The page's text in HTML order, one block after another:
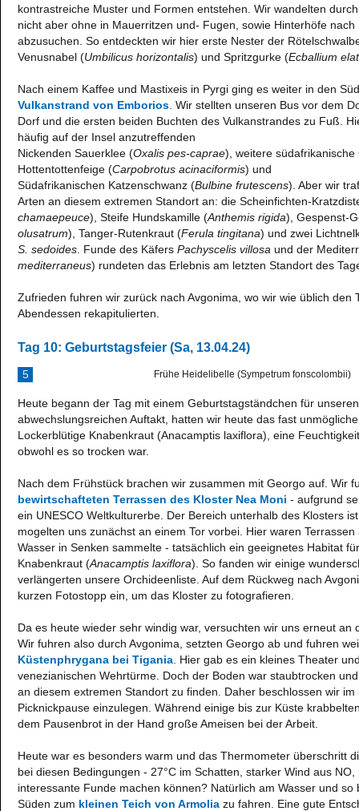
kontrastreiche Muster und Formen entstehen. Wir wandelten
nicht aber ohne in Mauerritzen und- Fugen, sowie Hinterhöfe nach
abzusuchen. So entdeckten wir hier erste Nester der
Venusnabel (Umbilicus horizontalis) und Spritzgurke (Ecballium
Nach einem Kaffee und Mastixeis in Pyrgi ging es weiter in den
Vulkanstrand von Emborios . Wir stellten unseren Bus vor dem
Dorf und die ersten beiden Buchten des Vulkanstrandes zu Fuß.
häufig auf der Insel anzutreffenden
Nickenden Sauerklee (Oxalis pes-caprae), weitere
Hottentottenfeige (Carpobrotus acinaciformis) und
Südafrikanischen Katzenschwanz (Bulbine frutescens). Aber wir
Arten an diesem extremen Standort an: die Scheinfichten-
chamaepeuce), Steife Hundskamille (Anthemis rigida), Gespenst-
olusatrum), Tanger-Rutenkraut (Ferula tingitana) und zwei
S. sedoides . Funde des Käfers Pachyscelis villosa und der
mediterraneus) rundeten das Erlebnis am letzten Standort des
Zufrieden fuhren wir zurück nach Avgonima, wo wir wie üblich den
Abendessen rekapitulierten.
Tag 10: Geburtstagsfeier (Sa, 13.04.24)
5 Frühe Heidelibelle (Sympetrum fonscolombii)
Heute begann der Tag mit einem Geburtstagständchen für
abwechslungsreichen Auftakt, hatten wir heute das fast
Lockerblütige Knabenkraut (Anacamptis laxiflora), eine
obwohl es so trocken war.
Nach dem Frühstück brachen wir zusammen mit Georgo auf. Wir
bewirtschafteten Terrassen des Kloster Nea Moni - aufgrund
ein UNESCO Weltkulturerbe. Der Bereich unterhalb des Klosters
mogelten uns zunächst an einem Tor vorbei. Hier waren
Wasser in Senken sammelte - tatsächlich ein geeignetes Habitat
Knabenkraut (Anacamptis laxiflora). So fanden wir einige
verlängerten unsere Orchideenliste. Auf dem Rückweg nach
kurzen Fotostopp ein, um das Kloster zu fotografieren.
Da es heute wieder sehr windig war, versuchten wir uns erneut an
Wir fuhren also durch Avgonima, setzten Georgo ab und fuhren
Küstenphrygana bei Tigania . Hier gab es ein kleines Theater
venezianischen Wehrtürme. Doch der Boden war staubtrocken
an diesem extremen Standort zu finden. Daher beschlossen wir
Picknickpause einzulegen. Während einige bis zur Küste
dem Pausenbrot in der Hand große Ameisen bei der Arbeit.
Heute war es besonders warm und das Thermometer überschritt
bei diesen Bedingungen - 27°C im Schatten, starker Wind aus
interessante Funde machen können? Natürlich am Wasser und
Süden zum kleinen Teich von Armolia zu fahren. Eine gute